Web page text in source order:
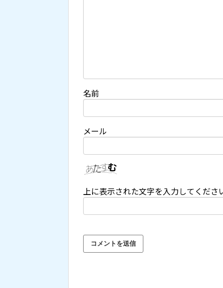
名前
メール
上に表示された文字を入力してくださ